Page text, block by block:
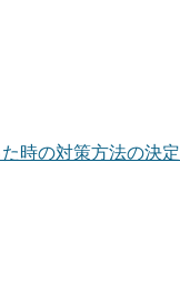
時の対策方法の決